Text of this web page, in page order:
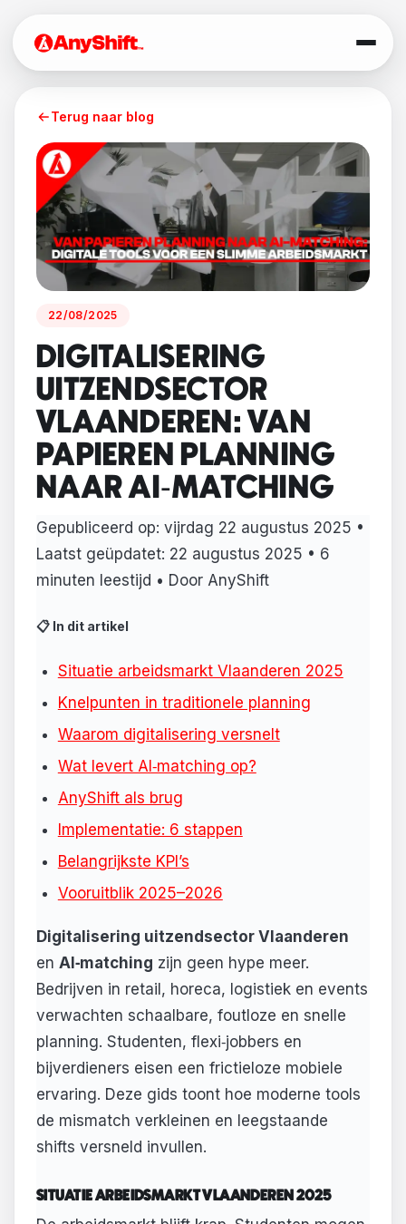
Terug naar blog
22/08/2025
DIGITALISERING
UITZENDSECTOR
VLAANDEREN: VAN
PAPIEREN PLANNING
NAAR AI‑MATCHING
Gepubliceerd op: vijrdag 22 augustus 2025 •
Laatst geüpdatet: 22 augustus 2025 • 6
minuten leestijd • Door AnyShift
📋 In dit artikel
Situatie arbeidsmarkt Vlaanderen 2025
Knelpunten in traditionele planning
Waarom digitalisering versnelt
Wat levert AI‑matching op?
AnyShift als brug
Implementatie: 6 stappen
Belangrijkste KPI’s
Vooruitblik 2025–2026
Digitalisering uitzendsector Vlaanderen
en AI‑matching zijn geen hype meer.
Bedrijven in retail, horeca, logistiek en events
verwachten schaalbare, foutloze en snelle
planning. Studenten, flexi‑jobbers en
bijverdieners eisen een frictieloze mobiele
ervaring. Deze gids toont hoe moderne tools
de mismatch verkleinen en leegstaande
shifts versneld invullen.
SITUATIE ARBEIDSMARKT VLAANDEREN 2025